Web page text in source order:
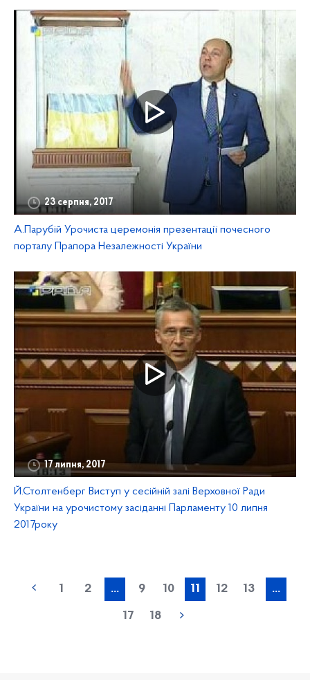
23 серпня, 2017
А.Парубій Урочиста церемонія презентації почесного
порталу Прапора Незалежності України
17 липня, 2017
Й.Столтенберг Виступ у сесійній залі Верховної Ради
України на урочистому засіданні Парламенту 10 липня
2017року
1 2 ... 9 10 11 12 13 ...
17 18